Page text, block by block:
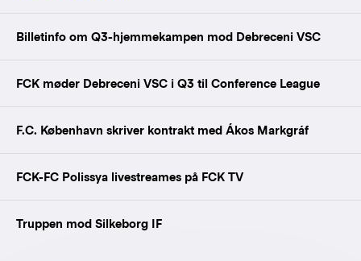
Billetinfo om Q3-hjemmekampen mod Debreceni VSC
FCK møder Debreceni VSC i Q3 til Conference League
F.C. København skriver kontrakt med Ákos Markgráf
FCK-FC Polissya livestreames på FCK TV
Truppen mod Silkeborg IF